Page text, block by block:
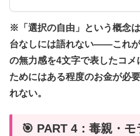
※「選択の自由」という概念
台なしには語れない——これ
の無力感を4文字で表したコ
ためにはある程度のお金が必
れない。
🎯 PART 4：毒親・